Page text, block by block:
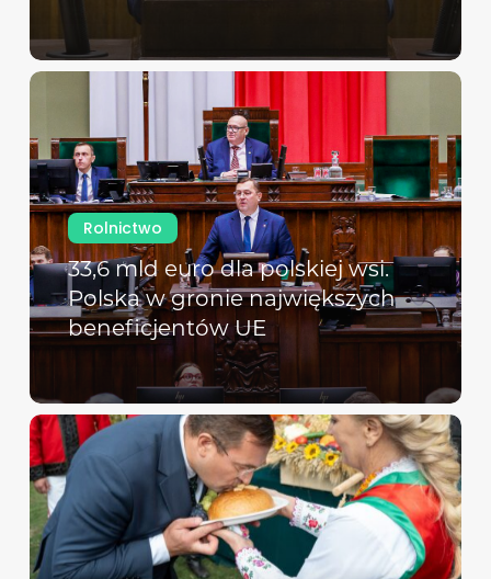
Rolnictwo
33,6 mld euro dla polskiej wsi.
Polska w gronie największych
beneficjentów UE